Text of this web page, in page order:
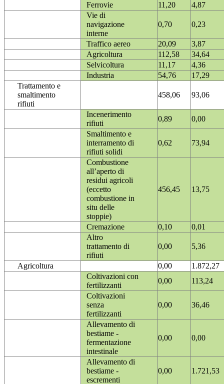
Ferrovie
11,20
4,87
Vie di
navigazione
interne
0,70 0,23
Traffico aereo 20,09
3,87
Agricoltura
112,58
34,64
Selvicoltura
11,17
4,36
Industria
54,76
17,29
Trattamento e
smaltimento
rifiuti
458,06 93,06
Incenerimento
rifiuti
0,89
0,00
Smaltimento e
interramento di
rifiuti solidi
0,62 73,94
Combustione
all’aperto di
residui agricoli
(eccetto
combustione in
situ delle
stoppie)
456,45 13,75
Cremazione 0,10
0,01
Altro
trattamento di
rifiuti
0,00 5,36
Agricoltura 0,00
1.872,27
Coltivazioni con
fertilizzanti
0,00
113,24
Coltivazioni
senza
fertilizzanti
0,00 36,46
Allevamento di
bestiame -
fermentazione
intestinale
0,00 0,00
Allevamento di
bestiame -
escrementi
0,00 1.721,53